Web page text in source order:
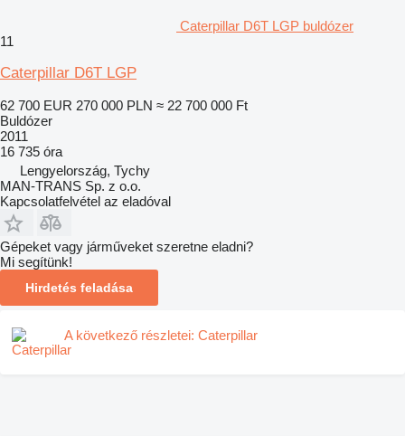
Caterpillar D6T LGP buldózer
11
Caterpillar D6T LGP
62 700 EUR 270 000 PLN ≈ 22 700 000 Ft
Buldózer
2011
16 735 óra
Lengyelország, Tychy
MAN-TRANS Sp. z o.o.
Kapcsolatfelvétel az eladóval
Gépeket vagy járműveket szeretne eladni?
Mi segítünk!
Hirdetés feladása
A következő részletei: Caterpillar